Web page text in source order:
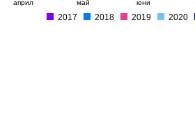
април май юни
2017 2018 2019 2020